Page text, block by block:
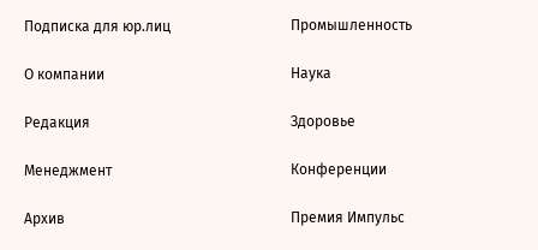
Подписка для юр.лиц
О компании
Редакция
Менеджмент
Архив
Промышленность
Наука
Здоровье
Конференции
Премия Импульс